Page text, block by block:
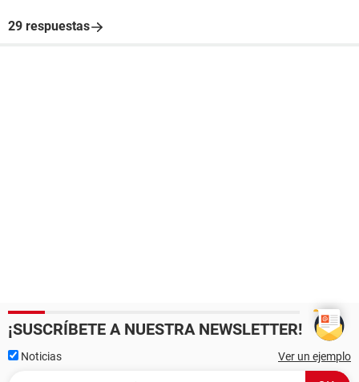
29 respuestas
¡SUSCRÍBETE A NUESTRA NEWSLETTER!
Noticias Ver un ejemplo